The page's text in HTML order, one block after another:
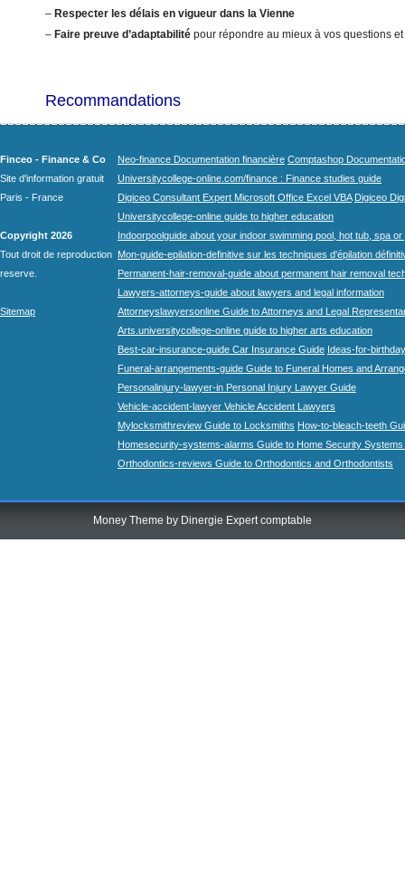
– Respecter les délais en vigueur dans la Vienne
– Faire preuve d’adaptabilité pour répondre au mieux à vos questions
Recommandations
Finceo - Finance & Co
Site d'information gratuit
Paris - France
Copyright 2026
Tout droit de reproduction
reserve.
Sitemap
Neo-finance Documentation financière Comptashop
Universitycollege-online.com/finance : Finance studies guide
Digiceo Consultant Expert Microsoft Office Excel VBA Digiceo
Universitycollege-online guide to higher education
Indoorpoolguide about your indoor swimming pool, hot tub, spa
Mon-guide-epilation-definitive sur les techniques d'épilation
Permanent-hair-removal-guide about permanent hair removal
Lawyers-attorneys-guide about lawyers and legal information
Attorneyslawyersonline Guide to Attorneys and Legal
Arts.universitycollege-online guide to higher arts education
Best-car-insurance-guide Car Insurance Guide Ideas-for-
Funeral-arrangements-guide Guide to Funeral Homes and
Personalinjury-lawyer-in Personal Injury Lawyer Guide
Vehicle-accident-lawyer Vehicle Accident Lawyers
Mylocksmithreview Guide to Locksmiths How-to-bleach-teeth
Homesecurity-systems-alarms Guide to Home Security Systems
Orthodontics-reviews Guide to Orthodontics and Orthodontists
Money Theme by Dinergie Expert comptable